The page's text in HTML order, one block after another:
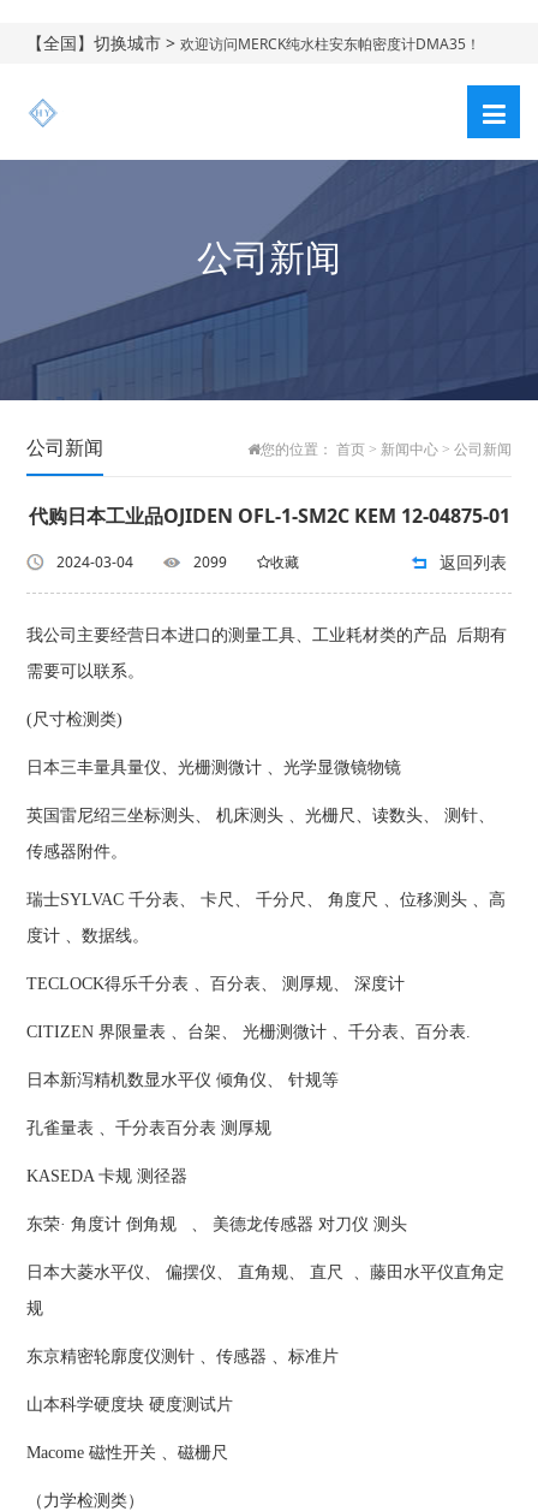
【全国】切换城市 >欢迎访问MERCK纯水柱安东帕密度计DMA35！
公司新闻
公司新闻 您的位置： 首页> 新闻中心> 公司新闻
代购日本工业品OJIDEN OFL-1-SM2C KEM 12-04875-01
2024-03-04 2099 收藏 返回列表
我公司主要经营日本进口的测量工具、工业耗材类的产品 后期有
需要可以联系。
(尺寸检测类)
日本三丰量具量仪、光栅测微计 、光学显微镜物镜
英国雷尼绍三坐标测头、 机床测头 、光栅尺、读数头、 测针、
传感器附件。
瑞士SYLVAC 千分表、 卡尺、 千分尺、 角度尺 、位移测头 、高
度计 、数据线。
TECLOCK得乐千分表 、百分表、 测厚规、 深度计
CITIZEN 界限量表 、台架、 光栅测微计 、千分表、百分表.
日本新泻精机数显水平仪 倾角仪、 针规等
孔雀量表 、千分表百分表 测厚规
KASEDA 卡规 测径器
东荣· 角度计 倒角规 、 美德龙传感器 对刀仪 测头
日本大菱水平仪、 偏摆仪、 直角规、 直尺 、藤田水平仪直角定
规
东京精密轮廓度仪测针 、传感器 、标准片
山本科学硬度块 硬度测试片
Macome 磁性开关 、磁栅尺
（力学检测类）